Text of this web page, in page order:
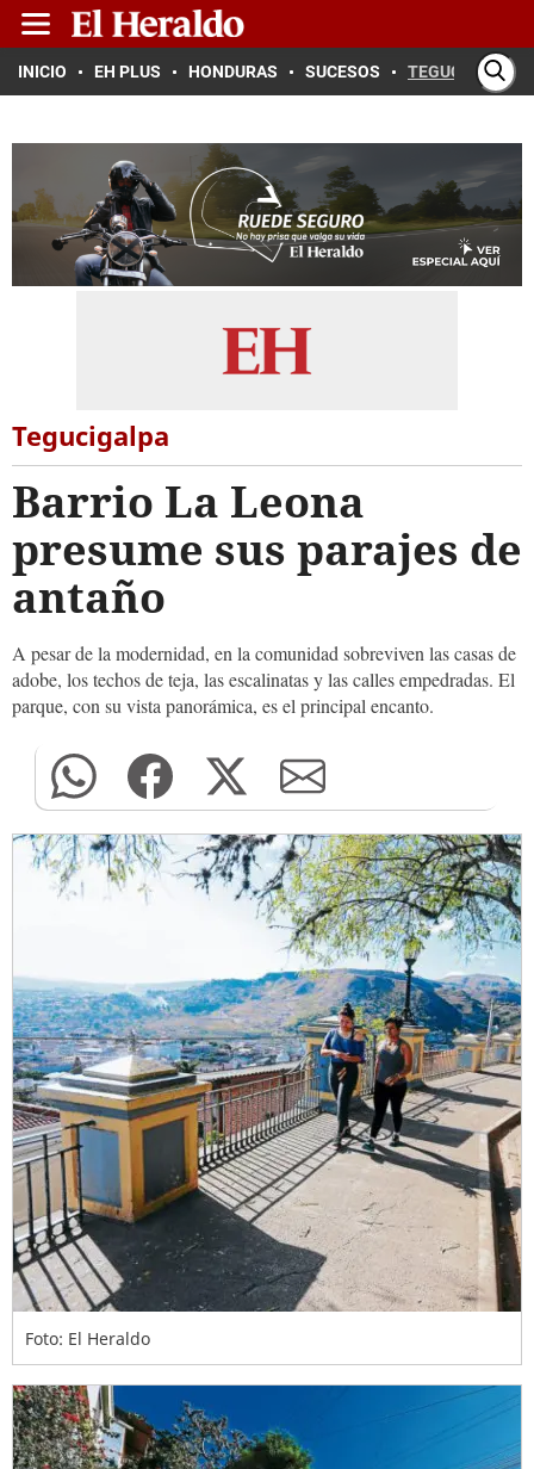
INICIO EH PLUS HONDURAS SUCESOS TEGUCIGALPA
Tegucigalpa
Barrio La Leona
presume sus parajes de
antaño
A pesar de la modernidad, en la comunidad sobreviven las casas de
adobe, los techos de teja, las escalinatas y las calles empedradas. El
parque, con su vista panorámica, es el principal encanto.
Foto: El Heraldo